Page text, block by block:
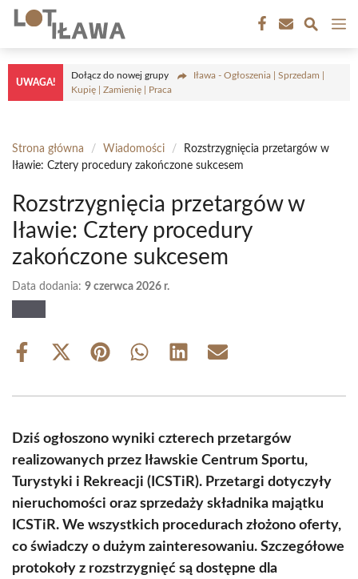
Przejdź
treści
UWAGA!
Dołącz do nowej grupy
Iława - Ogłoszenia | Sprzedam |
Kupię | Zamienię | Praca
Strona główna / Wiadomości /
Rozstrzygnięcia przetargów w
Iławie: Cztery procedury zakończone sukcesem
Rozstrzygnięcia przetargów w
Iławie: Cztery procedury
zakończone sukcesem
Data dodania: 9 czerwca 2026 r.
Share
Share
(Twitter)
Share Share Share Share
Dziś ogłoszono wyniki czterech przetargów
realizowanych przez Iławskie Centrum Sportu,
Turystyki i Rekreacji (ICSTiR). Przetargi dotyczyły
nieruchomości oraz sprzedaży składnika majątku
ICSTiR. We wszystkich procedurach złożono oferty,
co świadczy o dużym zainteresowaniu. Szczegółowe
protokoły z rozstrzygnięć są dostępne dla